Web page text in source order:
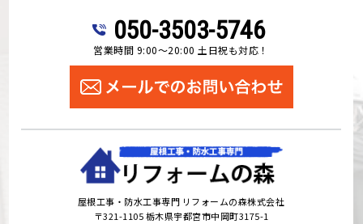
050-3503-5746
営業時間 9:00～20:00 土日祝も対応！
屋根工事・防水工事専門 リフォームの森株式会社
〒321-1105 栃木県宇都宮市中岡町3175-1